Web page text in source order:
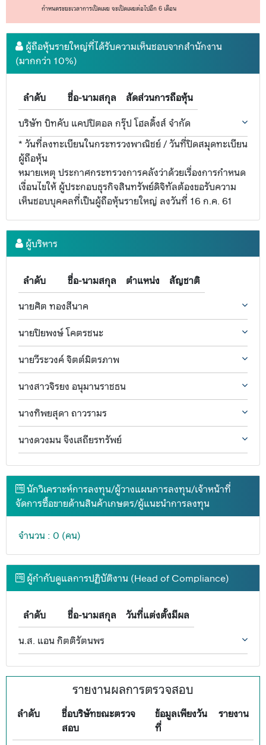
กำหนดระยะเวลาการเปิดเผย จะเปิดเผยต่อไปอีก 6 เดือน
ผู้ถือหุ้นรายใหญ่ที่ได้รับความเห็นชอบจากสำนักงาน
(มากกว่า 10%)
ลำดับ ชื่อ-นามสกุล
สัดส่วนการถือหุ้น
บริษัท บิทคับ แคปปิตอล กรุ๊ป โฮลดิ้งส์ จำกัด
* วันที่ลงทะเบียนในกระทรวงพาณิชย์ / วันที่ปิดสมุดทะเบียน
ผู้ถือหุ้น
หมายเหตุ ประกาศกระทรวงการคลังว่าด้วยเรื่องการกำหนด
เงื่อนไขให้ ผู้ประกอบธุรกิจสินทรัพย์ดิจิทัลต้องขอรับความ
เห็นชอบบุคคลที่เป็นผู้ถือหุ้นรายใหญ่ ลงวันที่ 16 ก.ค. 61
ผู้บริหาร
ลำดับ ชื่อ-นามสกุล ตำแหน่ง
สัญชาติ
นายศิต ทองสีนาค
นายปิยพงษ์ โคตรชนะ
นายวีระวงค์ จิตต์มิตรภาพ
นางสาวจิรยง อนุมานราชธน
นางทิพยสุดา ถาวรามร
นางดวงมน จึงเสถียรทรัพย์
นักวิเคราะห์การลงทุน/ผู้วางแผนการลงทุน/เจ้าหน้าที่
จัดการซื้อขายด้านสินค้าเกษตร/ผู้แนะนำการลงทุน
จำนวน : 0 (คน)
ผู้กำกับดูแลการปฏิบัติงาน (Head of Compliance)
ลำดับ ชื่อ-นามสกุล
วันที่แต่งตั้งมีผล
น.ส. แอน กิตติรัตนพร
รายงานผลการตรวจสอบ
ลำดับ
ชื่อบริษัทขณะตรวจ
สอบ
ข้อมูลเพียงวัน
ที่
รายงาน